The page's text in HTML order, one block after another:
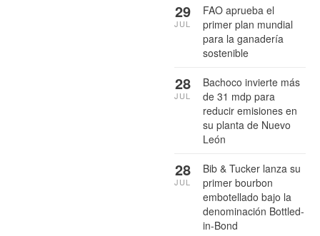
FAO aprueba el
primer plan mundial
para la ganadería
sostenible
29
JUL
Bachoco invierte más
de 31 mdp para
reducir emisiones en
su planta de Nuevo
León
28
JUL
Bib & Tucker lanza su
primer bourbon
embotellado bajo la
denominación Bottled-
in-Bond
28
JUL